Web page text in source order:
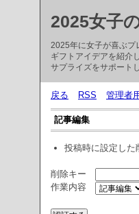
2025女子
2025年に女子が喜ぶプ
ギフトアイデアを紹介
サプライズをサポート
戻る RSS 管理者
記事編集
投稿時に設定した
削除キー
作業内容